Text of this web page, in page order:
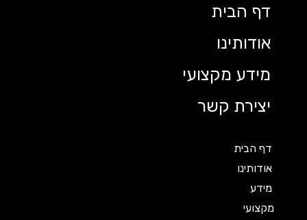
דף הבית
אודותינו
מידע מקצועי
יצירת קשר
דף הבית
אודותינו
מקצועי